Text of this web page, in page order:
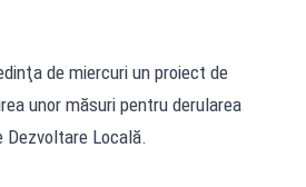
de miercuri un proiect de
unor măsuri pentru derularea
Dezvoltare Locală.